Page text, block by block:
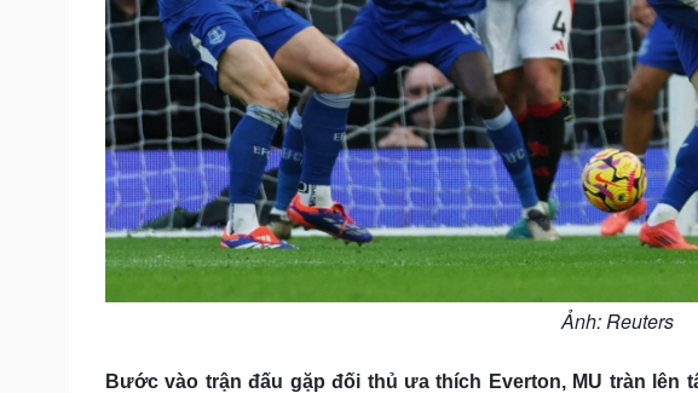
Ảnh: Reuters
Bước vào trận đấu gặp đối thủ ưa thích Everton, MU tràn lên